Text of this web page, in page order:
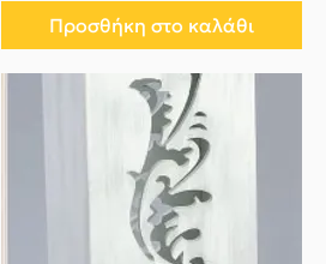
Προσθήκη στο καλάθι